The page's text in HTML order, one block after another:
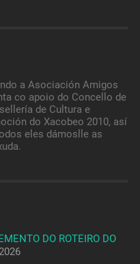
a Asociación Amigos
co apoio do Concello de
de Cultura e
do Xacobeo 2010, así
eles dámoslle as
DO ROTEIRO DO